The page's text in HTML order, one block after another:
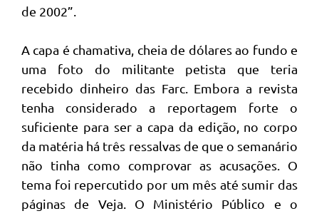
de 2002”.
A capa é chamativa, cheia de dólares ao fundo e
uma foto do militante petista que teria
recebido dinheiro das Farc. Embora a revista
tenha considerado a reportagem forte o
suficiente para ser a capa da edição, no corpo
da matéria há três ressalvas de que o semanário
não tinha como comprovar as acusações. O
tema foi repercutido por um mês até sumir das
páginas de Veja. O Ministério Público e o